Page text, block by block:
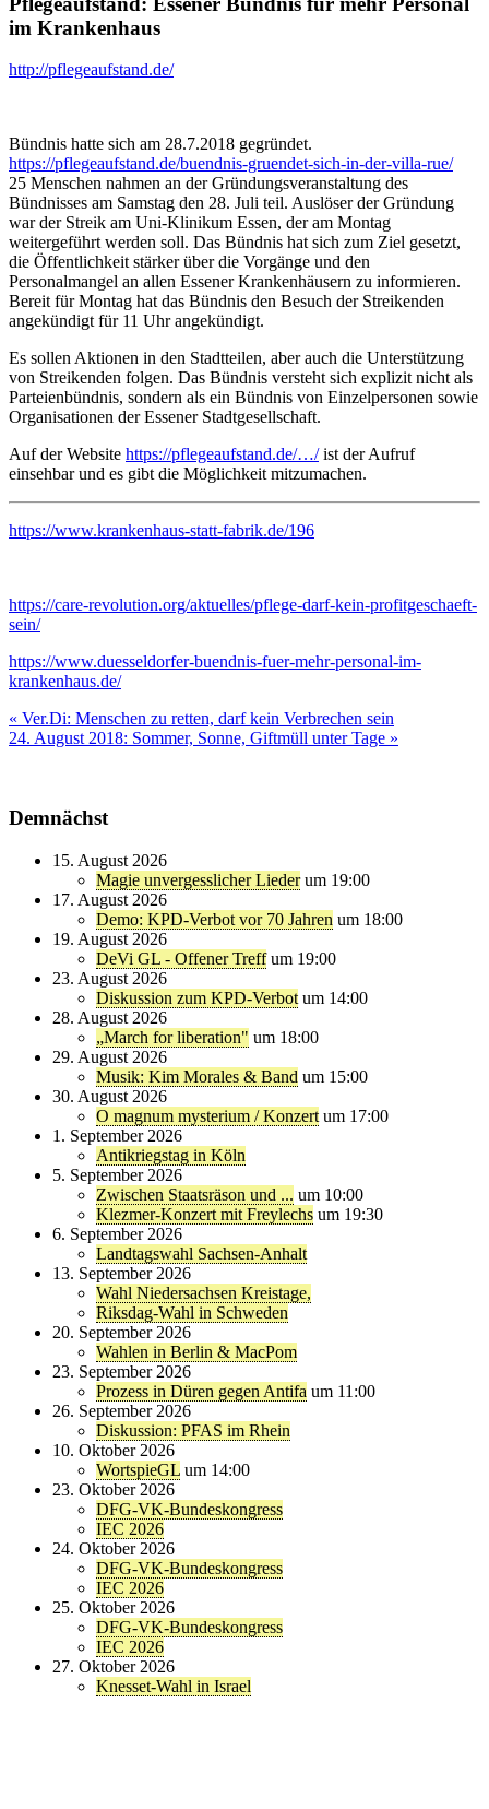
im Krankenhaus
http://pflegeaufstand.de/
Bündnis hatte sich am 28.7.2018 gegründet.
https://pflegeaufstand.de/buendnis-gruendet-sich-in-der-villa-rue/
25 Menschen nahmen an der Gründungsveranstaltung des
Bündnisses am Samstag den 28. Juli teil. Auslöser der Gründung
war der Streik am Uni-Klinikum Essen, der am Montag
weitergeführt werden soll. Das Bündnis hat sich zum Ziel gesetzt,
die Öffentlichkeit stärker über die Vorgänge und den
Personalmangel an allen Essener Krankenhäusern zu informieren.
Bereit für Montag hat das Bündnis den Besuch der Streikenden
angekündigt für 11 Uhr angekündigt.
Es sollen Aktionen in den Stadtteilen, aber auch die Unterstützung
von Streikenden folgen. Das Bündnis versteht sich explizit nicht als
Parteienbündnis, sondern als ein Bündnis von Einzelpersonen sowie
Organisationen der Essener Stadtgesellschaft.
Auf der Website https://pflegeaufstand.de/…/ist der Aufruf
einsehbar und es gibt die Möglichkeit mitzumachen.
https://www.krankenhaus-statt-fabrik.de/196
https://care-revolution.org/aktuelles/pflege-darf-kein-profitgeschaeft-
sein/
https://www.duesseldorfer-buendnis-fuer-mehr-personal-im-
krankenhaus.de/
Beitragsnavigation
« Ver.Di: Menschen zu retten, darf kein Verbrechen sein
24. August 2018: Sommer, Sonne, Giftmüll unter Tage »
Demnächst
15. August 2026
Magie unvergesslicher Lieder um 19:00
17. August 2026
Demo: KPD-Verbot vor 70 Jahren um 18:00
19. August 2026
DeVi GL - Offener Treff um 19:00
23. August 2026
Diskussion zum KPD-Verbot um 14:00
28. August 2026
„March for liberation" um 18:00
29. August 2026
Musik: Kim Morales & Band um 15:00
30. August 2026
O magnum mysterium / Konzert um 17:00
1. September 2026
Antikriegstag in Köln
5. September 2026
Zwischen Staatsräson und ... um 10:00
Klezmer-Konzert mit Freylechs um 19:30
6. September 2026
Landtagswahl Sachsen-Anhalt
13. September 2026
Wahl Niedersachsen Kreistage,
Riksdag-Wahl in Schweden
20. September 2026
Wahlen in Berlin & MacPom
23. September 2026
Prozess in Düren gegen Antifa um 11:00
26. September 2026
Diskussion: PFAS im Rhein
10. Oktober 2026
WortspieGL um 14:00
23. Oktober 2026
DFG-VK-Bundeskongress
IEC 2026
24. Oktober 2026
DFG-VK-Bundeskongress
IEC 2026
25. Oktober 2026
DFG-VK-Bundeskongress
IEC 2026
27. Oktober 2026
Knesset-Wahl in Israel